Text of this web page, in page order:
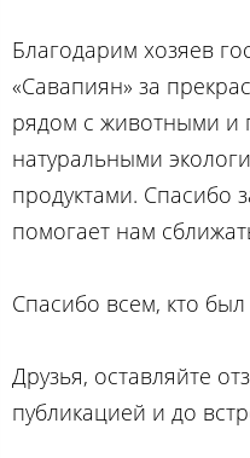
Благодарим хозяев
«Савапиян» за
рядом с животными и
натуральными
продуктами. Спасибо
помогает нам
Спасибо всем, кто
Друзья, оставляйте
публикацией и до